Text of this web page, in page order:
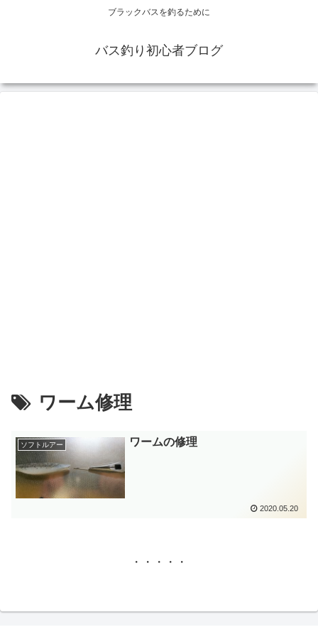
ブラックバスを釣るために
バス釣り初心者ブログ
ワーム修理
ソフトルアー ワームの修理
2020.05.20
・・・・・